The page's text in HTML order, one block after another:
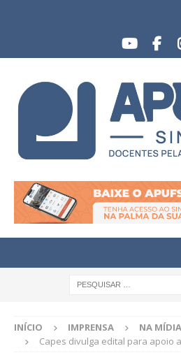
INÍCIO IMPRENSA NA MÍDIA
Capes divulga edital para apoio